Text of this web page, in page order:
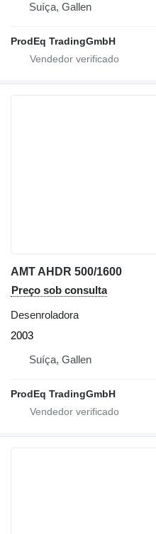
Suíça, Gallen
ProdEq TradingGmbH
AMT AHDR 500/1600
Preço sob consulta
Desenroladora
2003
Suíça, Gallen
ProdEq TradingGmbH